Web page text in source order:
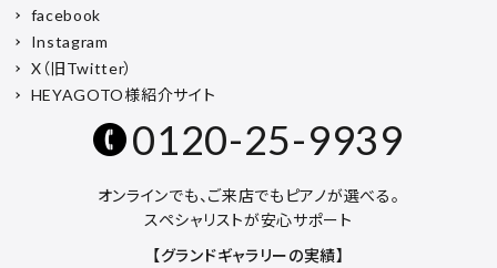
facebook
Instagram
X（旧Twitter）
HEYAGOTO様紹介サイト
0120-25-9939
オンラインでも、ご来店でもピアノが選べる。
スペシャリストが安心サポート
【グランドギャラリーの実績】